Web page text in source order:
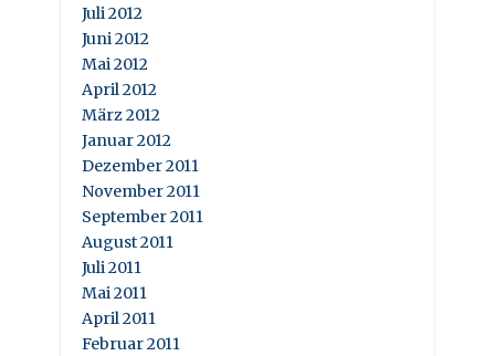
Juli 2012
Juni 2012
Mai 2012
April 2012
März 2012
Januar 2012
Dezember 2011
November 2011
September 2011
August 2011
Juli 2011
Mai 2011
April 2011
Februar 2011